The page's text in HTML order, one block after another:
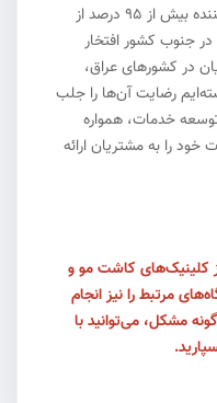
ما به عنوان فراهم کننده بیش از ۹۵ درصد از
در جنوب کشور افتخار
در کشورهای عراق،
رضایت آن‌ها را جلب
خدمات، همواره
خود را به مشتریان ارائه
کلینیک‌های کاشت مو و
مرتبط را نیز انجام
مشکل، می‌توانید با